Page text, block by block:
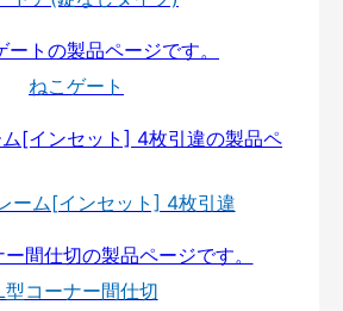
ねこゲート
ーム[インセット] 4枚引違
型コーナー間仕切